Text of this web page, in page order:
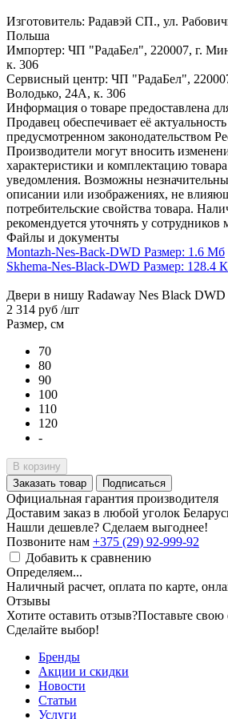
Изготовитель: Радавэй СП., ул.
Польша
Импортер: ЧП "РадаБел", 220007, г.
к. 306
Сервисный центр: ЧП "РадаБел",
Володько, 24А, к. 306
Информация о товаре предоставлена
Продавец обеспечивает её
предусмотренном законодательством
Производители могут вносить
характеристики и комплектацию
уведомления. Возможны
описании или изображениях, не
потребительские свойства товара.
рекомендуется уточнять у сотрудников
Файлы и документы
Montazh-Nes-Back-DWD Размер: 1.6 Мб
Skhema-Nes-Black-DWD Размер: 128.4
Двери в нишу Radaway Nes Black DWD
2 314 руб /шт
Размер, см
70
80
90
100
110
120
-
В корзину
Заказать товар
Подписаться
Официальная гарантия производителя
Доставим заказ в любой уголок
Нашли дешевле? Сделаем выгоднее!
Позвоните нам +375 (29) 92-999-92
Добавить к сравнению
Определяем...
Наличный расчет, оплата по карте,
Отзывы
Хотите оставить отзыв?Поставьте свою
Сделайте выбор!
Бренды
Акции и скидки
Новости
Статьи
Услуги